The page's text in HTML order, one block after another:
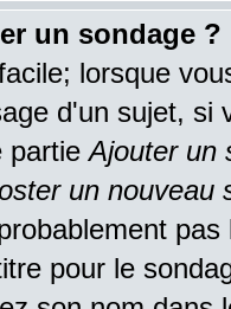
un sondage ?
lorsque
d'un sujet, si
partieAjouter un
un nouveau
pour le